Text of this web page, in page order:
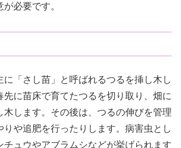
必要です。
に「さし苗」と呼ばれるつるを挿し木し
先に苗床で育てたつるを切り取り、畑に
木します。その後は、つるの伸びを管理
りや追肥を行ったりします。病害虫とし
チュウやアブラムシなどが挙げられます